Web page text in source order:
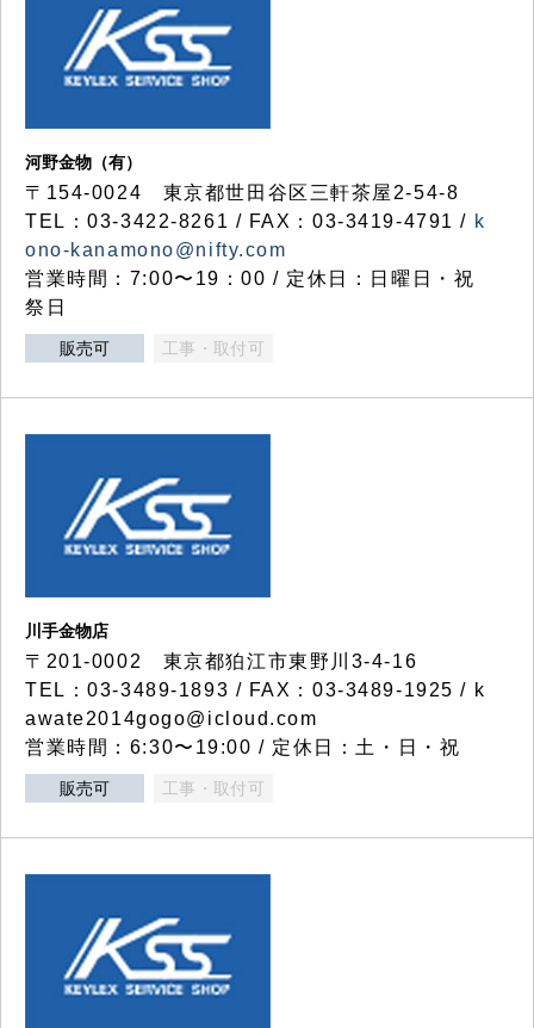
河野金物（有）
〒154-0024 東京都世田谷区三軒茶屋2-54-8
TEL：03-3422-8261 / FAX：03-3419-4791 / k
ono-kanamono@nifty.com
営業時間：7:00〜19：00 / 定休日：日曜日・祝
祭日
販売可 工事・取付可
川手金物店
〒201-0002 東京都狛江市東野川3-4-16
TEL：03-3489-1893 / FAX：03-3489-1925 / k
awate2014gogo@icloud.com
営業時間：6:30〜19:00 / 定休日：土・日・祝
販売可 工事・取付可